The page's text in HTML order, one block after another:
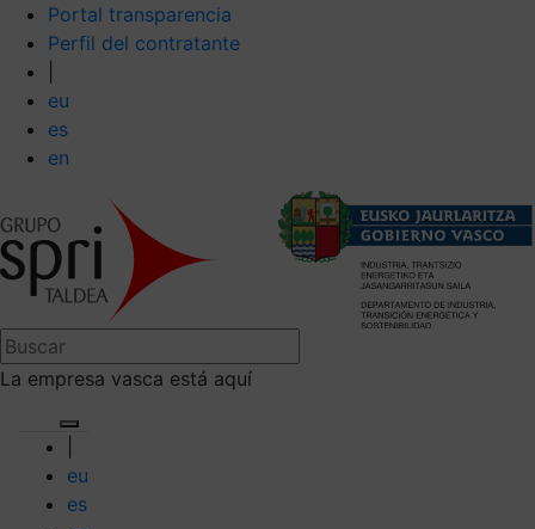
Portal transparencia
Perfil del contratante
eu
es
en
La empresa vasca está aquí
eu
es